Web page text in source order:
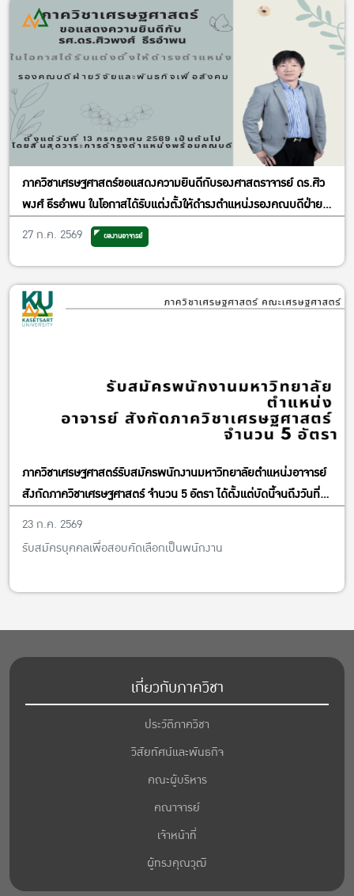
ภาควิชาเศรษฐศาสตร์ขอแสดงความยินดีกับรองศาสตราจารย์ ดร.ศิว
พงศ์ ธีรอำพน ในโอกาสได้รับแต่งตั้งให้ดำรงตำแหน่งรองคณบดีฝ่าย
วิจัยและพันธกิจเพื่อสังคม
27 ก.ค. 2569 ผลงานอาจารย์
ภาควิชาเศรษฐศาสตร์รับสมัครพนักงานมหาวิทยาลัยตำแหน่งอาจารย์
สังกัดภาควิชาเศรษฐศาสตร์ จำนวน 5 อัตรา ได้ตั้งแต่บัดนี้จนถึงวันที่
13 พฤศจิกายน พ.ศ. 2569
23 ก.ค. 2569
รับสมัครบุคคลเพื่อสอบคัดเลือกเป็นพนักงาน
เกี่ยวกับภาควิชา
ประวัติภาควิชา
วิสัยทัศน์และพันธกิจ
คณะผู้บริหาร
คณาจารย์
เจ้าหน้าที่
ผู้ทรงคุณวุฒิ